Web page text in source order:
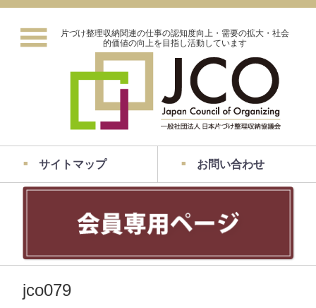
片づけ整理収納関連の仕事の認知度向上・需要の拡大・社会
的価値の向上を目指し活動しています
サイトマップ お問い合わせ
jco079